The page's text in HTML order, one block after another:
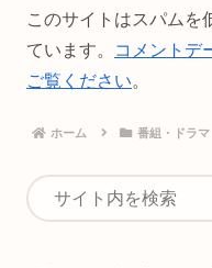
このサイトはスパムを
ています。
コメントデ
ご覧ください。
ホーム 番組・ドラマ